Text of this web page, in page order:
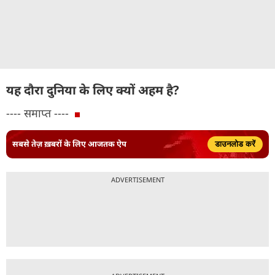
यह दौरा दुनिया के लिए क्यों अहम है?
---- समाप्त ----
सबसे तेज़ ख़बरों के लिए आजतक ऐप डाउनलोड करें
ADVERTISEMENT